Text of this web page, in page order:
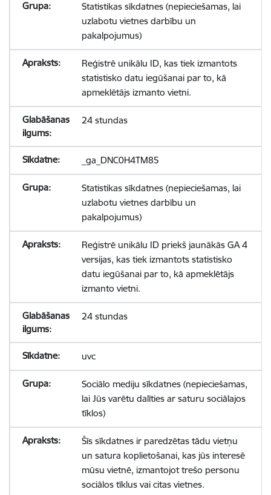
Statistikas sīkdatnes (nepieciešamas, lai
uzlabotu vietnes darbību un
pakalpojumus)
Reģistrē unikālu ID, kas tiek izmantots
statistisko datu iegūšanai par to, kā
apmeklētājs izmanto vietni.
24 stundas
_ga_DNC0H4TM85
Statistikas sīkdatnes (nepieciešamas, lai
uzlabotu vietnes darbību un
pakalpojumus)
Reģistrē unikālu ID priekš jaunākās GA 4
versijas, kas tiek izmantots statistisko
datu iegūšanai par to, kā apmeklētājs
izmanto vietni.
24 stundas
uvc
Sociālo mediju sīkdatnes (nepieciešamas,
lai Jūs varētu dalīties ar saturu sociālajos
tīklos)
Šīs sīkdatnes ir paredzētas tādu vietņu
un satura koplietošanai, kas jūs interesē
mūsu vietnē, izmantojot trešo personu
sociālos tīklus vai citas vietnes.